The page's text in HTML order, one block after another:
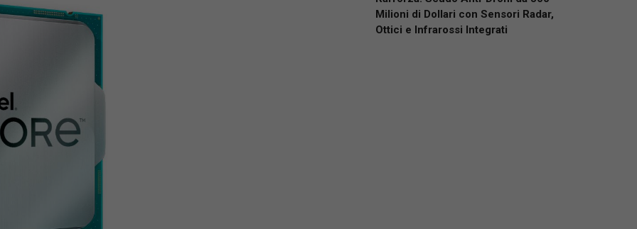
Milioni di Dollari con Sensori Radar,
Ottici e Infrarossi Integrati